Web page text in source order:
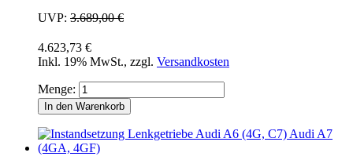
UVP: 3.689,00 €
4.623,73 €
Inkl. 19% MwSt., zzgl. Versandkosten
Menge:
In den Warenkorb